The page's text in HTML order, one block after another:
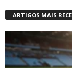
ARTIGOS MAIS